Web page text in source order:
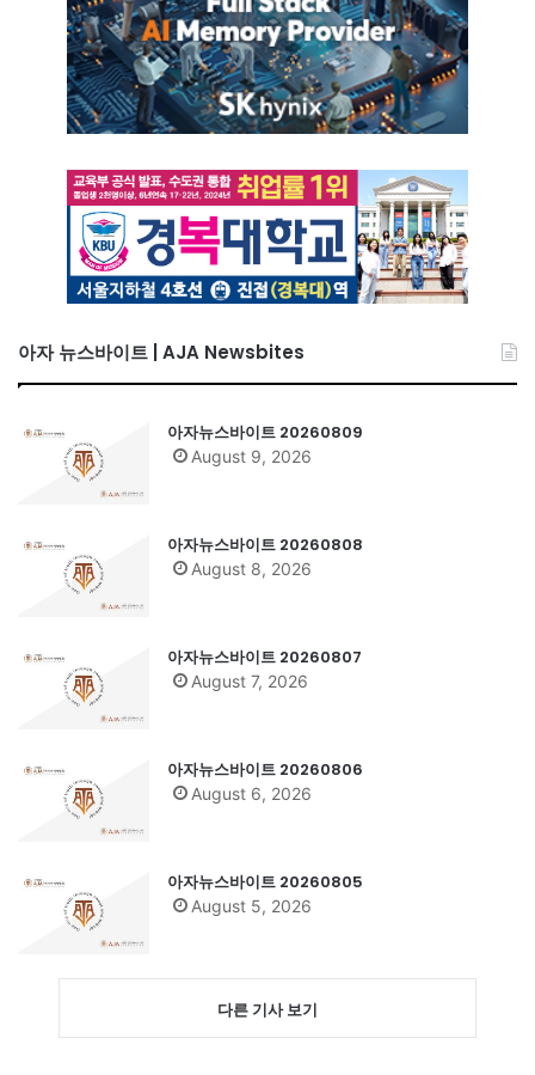
아자 뉴스바이트 | AJA Newsbites
아자뉴스바이트 20260809
August 9, 2026
아자뉴스바이트 20260808
August 8, 2026
아자뉴스바이트 20260807
August 7, 2026
아자뉴스바이트 20260806
August 6, 2026
아자뉴스바이트 20260805
August 5, 2026
다른 기사 보기